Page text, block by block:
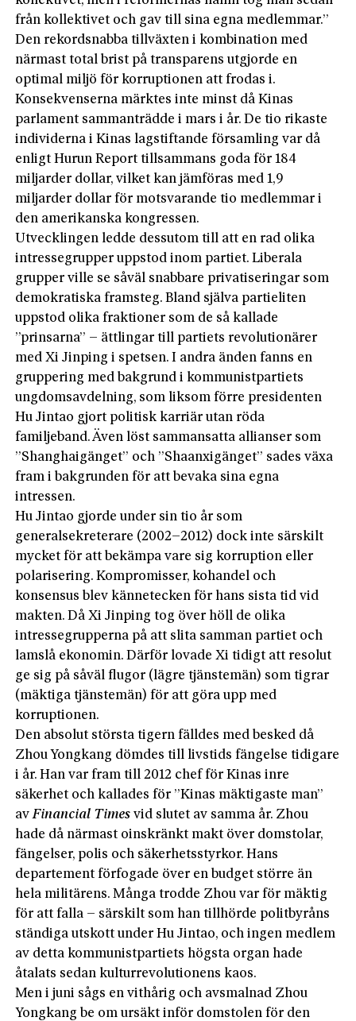
från kollektivet och gav till sina egna medlemmar.”
Den rekordsnabba tillväxten i kombination med
närmast total brist på transparens utgjorde en
optimal miljö för korruptionen att frodas i.
Konsekvenserna märktes inte minst då Kinas
parlament sammanträdde i mars i år. De tio rikaste
individerna i Kinas lagstiftande församling var då
enligt Hurun Report tillsammans goda för 184
miljarder dollar, vilket kan jämföras med 1,9
miljarder dollar för motsvarande tio medlemmar i
den amerikanska kongressen.
Utvecklingen ledde dessutom till att en rad olika
intressegrupper uppstod inom partiet. Liberala
grupper ville se såväl snabbare privatiseringar som
demokratiska framsteg. Bland själva partieliten
uppstod olika fraktioner som de så kallade
”prinsarna” – ättlingar till partiets revolutionärer
med Xi Jinping i spetsen. I andra änden fanns en
gruppering med bakgrund i kommunistpartiets
ungdomsavdelning, som liksom förre presidenten
Hu Jintao gjort politisk karriär utan röda
familjeband. Även löst sammansatta allianser som
”Shanghaigänget” och ”Shaanxigänget” sades växa
fram i bakgrunden för att bevaka sina egna
intressen.
Hu Jintao gjorde under sin tio år som
generalsekreterare (2002–2012) dock inte särskilt
mycket för att bekämpa vare sig korruption eller
polarisering. Kompromisser, kohandel och
konsensus blev kännetecken för hans sista tid vid
makten. Då Xi Jinping tog över höll de olika
intressegrupperna på att slita samman partiet och
lamslå ekonomin. Därför lovade Xi tidigt att resolut
ge sig på såväl flugor (lägre tjänstemän) som tigrar
(mäktiga tjänstemän) för att göra upp med
korruptionen.
Den absolut största tigern fälldes med besked då
Zhou Yongkang dömdes till livstids fängelse tidigare
i år. Han var fram till 2012 chef för Kinas inre
säkerhet och kallades för ”Kinas mäktigaste man”
avFinancial Times vid slutet av samma år. Zhou
hade då närmast oinskränkt makt över domstolar,
fängelser, polis och säkerhetsstyrkor. Hans
departement förfogade över en budget större än
hela militärens. Många trodde Zhou var för mäktig
för att falla – särskilt som han tillhörde politbyråns
ständiga utskott under Hu Jintao, och ingen medlem
av detta kommunistpartiets högsta organ hade
åtalats sedan kulturrevolutionens kaos.
Men i juni sågs en vithårig och avsmalnad Zhou
Yongkang be om ursäkt inför domstolen för den